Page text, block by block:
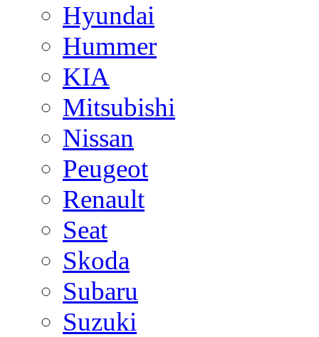
Hyundai
Hummer
KIA
Mitsubishi
Nissan
Peugeot
Renault
Seat
Skoda
Subaru
Suzuki